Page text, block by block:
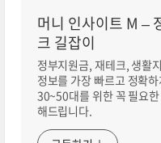
머니 인사이트 M –
크 길잡이
정부지원금, 재테크, 생활
정보를 가장 빠르고 정확
30~50대를 위한 꼭 필요
해드립니다.